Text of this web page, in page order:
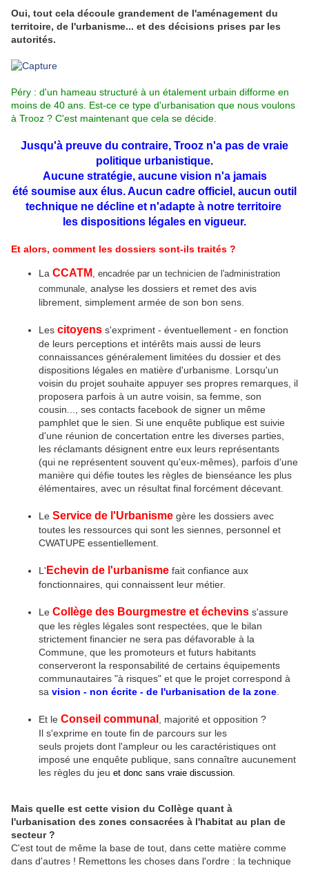
Oui, tout cela découle grandement de l'aménagement du
territoire, de l'urbanisme... et des décisions prises par les
autorités.
Péry : d'un hameau structuré à un étalement urbain difforme en
moins de 40 ans. Est-ce ce type d'urbanisation que nous voulons
à Trooz ? C'est maintenant que cela se décide.
Jusqu'à preuve du contraire, Trooz n'a pas de vraie
politique urbanistique.
Aucune stratégie, aucune vision n'a jamais
été soumise aux élus. Aucun cadre officiel, aucun outil
technique ne décline et n'adapte à notre territoire
les dispositions légales en vigueur.
Et alors, comment les dossiers sont-ils traités ?
La CCATM , encadrée par un technicien de l'administration
communale, analyse les dossiers et remet des avis
librement, simplement armée de son bon sens.
Les citoyens s'expriment - éventuellement - en fonction
de leurs perceptions et intérêts mais aussi de leurs
connaissances généralement limitées du dossier et des
dispositions légales en matière d'urbanisme. Lorsqu'un
voisin du projet souhaite appuyer ses propres remarques, il
proposera parfois à un autre voisin, sa femme, son
cousin..., ses contacts facebook de signer un même
pamphlet que le sien. Si une enquête publique est suivie
d'une réunion de concertation entre les diverses parties,
les réclamants désignent entre eux leurs représentants
(qui ne représentent souvent qu'eux-mêmes), parfois d'une
manière qui défie toutes les règles de bienséance les plus
élémentaires, avec un résultat final forcément décevant.
Le Service de l'Urbanisme gère les dossiers avec
toutes les ressources qui sont les siennes, personnel et
CWATUPE essentiellement.
L' Echevin de l'urbanisme fait confiance aux
fonctionnaires, qui connaissent leur métier.
Le Collège des Bourgmestre et échevins s'assure
que les règles légales sont respectées, que le bilan
strictement financier ne sera pas défavorable à la
Commune, que les promoteurs et futurs habitants
conserveront la responsabilité de certains équipements
communautaires "à risques" et que le projet correspond à
sa vision - non écrite - de l'urbanisation de la zone
Et le Conseil communal
, majorité et opposition ?
Il s'exprime en toute fin de parcours sur les
seuls projets dont l'ampleur ou les caractéristiques ont
imposé une enquête publique, sans connaître aucunement
les règles du jeu et donc sans vraie discussion.
Mais quelle est cette vision du Collège quant à
l'urbanisation des zones consacrées à l'habitat au plan de
secteur ?
C'est tout de même la base de tout, dans cette matière comme
dans d'autres ! Remettons les choses dans l'ordre : la technique